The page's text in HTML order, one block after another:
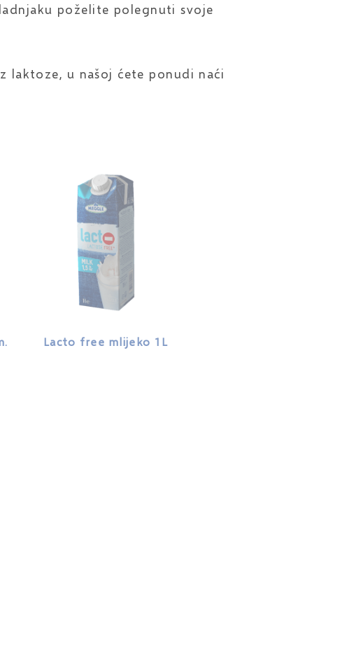
poželite polegnuti svoje
laktoze, u našoj ćete ponudi naći
Lacto free mlijeko 1L